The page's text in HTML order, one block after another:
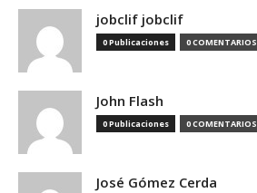
jobclif jobclif
0 Publicaciones 0 COMENTARIOS
John Flash
0 Publicaciones 0 COMENTARIOS
José Gómez Cerda